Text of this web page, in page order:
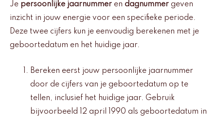
Je persoonlijke jaarnummer en dagnummer geven
inzicht in jouw energie voor een specifieke periode.
Deze twee cijfers kun je eenvoudig berekenen met je
geboortedatum en het huidige jaar.
Bereken eerst jouw persoonlijke jaarnummer
door de cijfers van je geboortedatum op te
tellen, inclusief het huidige jaar. Gebruik
bijvoorbeeld 12 april 1990 als geboortedatum in